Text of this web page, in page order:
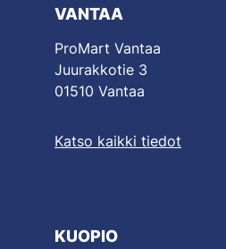
VANTAA
ProMart Vantaa
Juurakkotie 3
01510 Vantaa
Katso kaikki tiedot
KUOPIO